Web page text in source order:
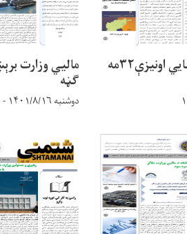
مالیي وزارت برېښنایي اونیزې۳۲مه
ګڼه
دوشنبه ۱۴۰۱/۸/۱۶ - ۱۱:۳۰